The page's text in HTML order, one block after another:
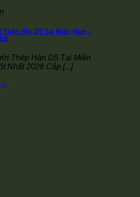
Hàn D5 Tại Miền Nam –
Thép Hàn D5 Tại Miền
Nhất 2026 Cập [...]
→